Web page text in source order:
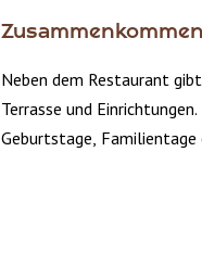
Neben dem Restaurant
Terrasse und
Geburtstage, Familientage